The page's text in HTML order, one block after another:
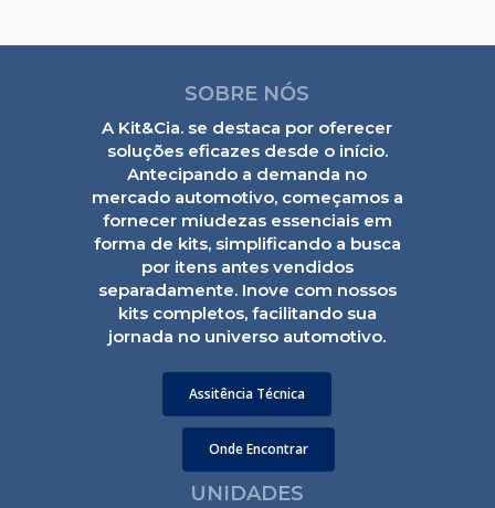
SOBRE NÓS
A Kit&Cia. se destaca por oferecer
soluções eficazes desde o início.
Antecipando a demanda no
mercado automotivo, começamos a
fornecer miudezas essenciais em
forma de kits, simplificando a busca
por itens antes vendidos
separadamente. Inove com nossos
kits completos, facilitando sua
jornada no universo automotivo.
Assitência Técnica
Onde Encontrar
UNIDADES